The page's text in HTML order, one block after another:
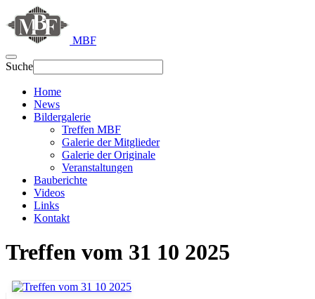
MBF
Suche
Home
News
Bildergalerie
Treffen MBF
Galerie der Mitglieder
Galerie der Originale
Veranstaltungen
Bauberichte
Videos
Links
Kontakt
Treffen vom 31 10 2025